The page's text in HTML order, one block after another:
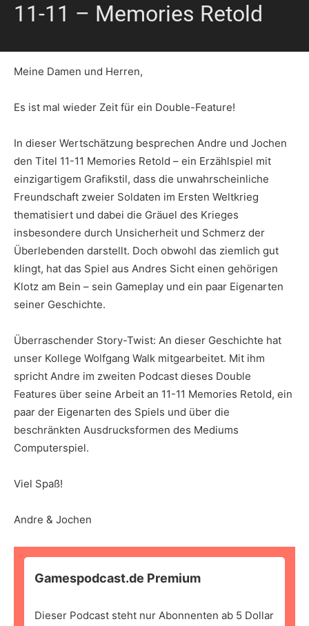
11-11 – Memories Retold
Meine Damen und Herren,
Es ist mal wieder Zeit für ein Double-Feature!
In dieser Wertschätzung besprechen Andre und Jochen
den Titel 11-11 Memories Retold – ein Erzählspiel mit
einzigartigem Grafikstil, dass die unwahrscheinliche
Freundschaft zweier Soldaten im Ersten Weltkrieg
thematisiert und dabei die Gräuel des Krieges
insbesondere durch Unsicherheit und Schmerz der
Überlebenden darstellt. Doch obwohl das ziemlich gut
klingt, hat das Spiel aus Andres Sicht einen gehörigen
Klotz am Bein – sein Gameplay und ein paar Eigenarten
seiner Geschichte.
Überraschender Story-Twist: An dieser Geschichte hat
unser Kollege Wolfgang Walk mitgearbeitet. Mit ihm
spricht Andre im zweiten Podcast dieses Double
Features über seine Arbeit an 11-11 Memories Retold, ein
paar der Eigenarten des Spiels und über die
beschränkten Ausdrucksformen des Mediums
Computerspiel.
Viel Spaß!
Andre & Jochen
Gamespodcast.de Premium
Dieser Podcast steht nur Abonnenten ab 5 Dollar